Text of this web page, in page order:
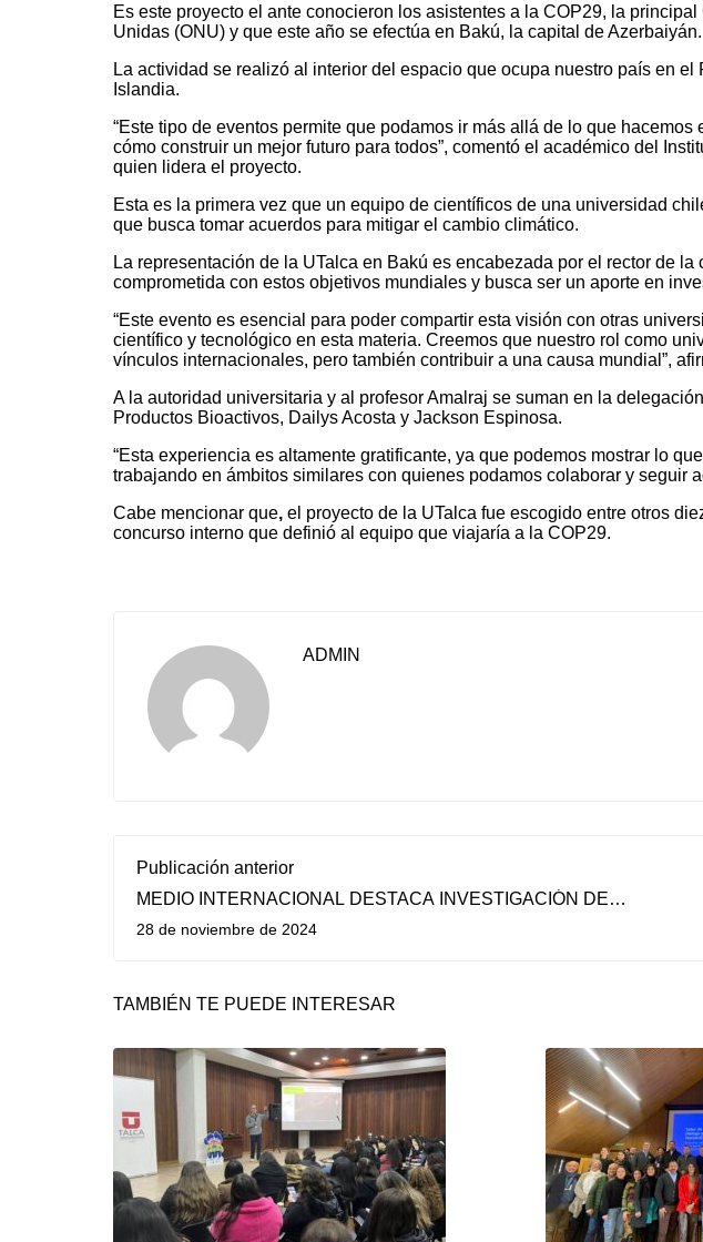
Es este proyecto el ante conocieron los asistentes a la COP29, la
Unidas (ONU) y que este año se efectúa en Bakú, la capital de Azerbaiyán.
La actividad se realizó al interior del espacio que ocupa nuestro país en
Islandia.
“Este tipo de eventos permite que podamos ir más allá de lo que
cómo construir un mejor futuro para todos”, comentó el académico del
quien lidera el proyecto.
Esta es la primera vez que un equipo de científicos de una universidad
que busca tomar acuerdos para mitigar el cambio climático.
La representación de la UTalca en Bakú es encabezada por el rector de
comprometida con estos objetivos mundiales y busca ser un aporte en
“Este evento es esencial para poder compartir esta visión con otras
científico y tecnológico en esta materia. Creemos que nuestro rol como
vínculos internacionales, pero también contribuir a una causa mundial”,
A la autoridad universitaria y al profesor Amalraj se suman en la
Productos Bioactivos, Dailys Acosta y Jackson Espinosa.
“Esta experiencia es altamente gratificante, ya que podemos mostrar lo
trabajando en ámbitos similares con quienes podamos colaborar y seguir
Cabe mencionar que, el proyecto de la UTalca fue escogido entre otros
concurso interno que definió al equipo que viajaría a la COP29.
ADMIN
Publicación anterior
MEDIO INTERNACIONAL DESTACA INVESTIGACIÓN DE
28 de noviembre de 2024
TAMBIÉN TE PUEDE INTERESAR